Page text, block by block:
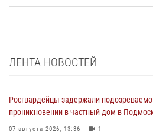
ЛЕНТА НОВОСТЕЙ
Росгвардейцы задержали
проникновении в частный дом в
07 августа 2026, 13:36 1